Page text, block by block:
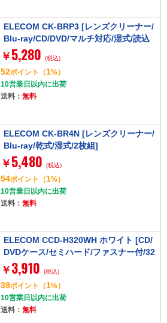
ELECOM CK-BRP3 [レンズクリーナー/
Blu-ray/CD/DVD/マルチ対応/湿式/読込
回復]
￥ 5,280 (税込)
52ポイント （1%）
10営業日以内に出荷
送料： 無料
ELECOM CK-BR4N [レンズクリーナー/
Blu-ray/乾式/湿式/2枚組]
￥ 5,480 (税込)
54ポイント （1%）
10営業日以内に出荷
送料： 無料
ELECOM CCD-H320WH ホワイト [CD/
DVDケース/セミハード/ファスナー付/32
0枚入]
￥ 3,910 (税込)
39ポイント （1%）
10営業日以内に出荷
送料： 無料